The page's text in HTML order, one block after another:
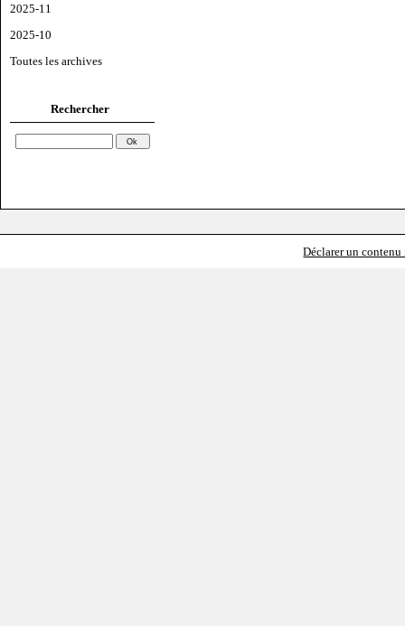
2025-11
2025-10
Toutes les archives
Rechercher
Déclarer un